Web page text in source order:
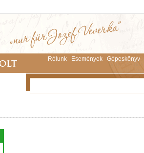
Rólunk Események Gépeskönyv